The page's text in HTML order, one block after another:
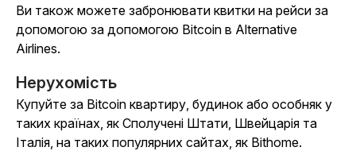
Ви також можете забронювати квитки на рейси за
допомогою за допомогою Bitcoin в Alternative
Airlines.
Нерухомість
Купуйте за Bitcoin квартиру, будинок або особняк у
таких країнах, як Сполучені Штати, Швейцарія та
Італія, на таких популярних сайтах, як Bithome.